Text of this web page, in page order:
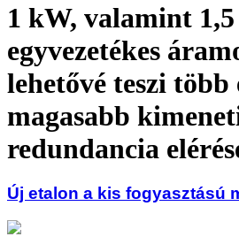
1 kW, valamint
egyvezetékes
lehetővé teszi több
magasabb
redundancia
Új etalon a kis fogyasztású